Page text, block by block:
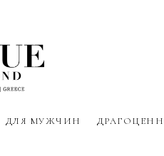
ДЛЯ МУЖЧИН